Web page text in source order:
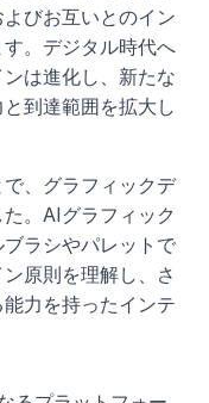
びお互いとのイン
。デジタル時代へ
は進化し、新たな
到達範囲を拡大し
、グラフィックデ
。AIグラフィック
ラシやパレットで
原則を理解し、さ
力を持ったインテ